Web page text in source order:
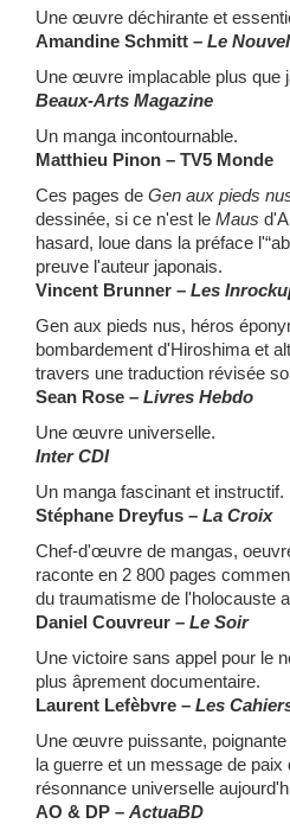
Une œuvre déchirante et
Amandine Schmitt – Le
Une œuvre implacable plus que
Beaux-Arts Magazine
Un manga incontournable.
Matthieu Pinon – TV5 Monde
Ces pages de Gen aux pieds
dessinée, si ce n'est le Maus
hasard, loue dans la préface
preuve l'auteur japonais.
Vincent Brunner – Les
Gen aux pieds nus, héros
bombardement d'Hiroshima et
travers une traduction révisée
Sean Rose – Livres Hebdo
Une œuvre universelle.
Inter CDI
Un manga fascinant et instructif.
Stéphane Dreyfus – La Croix
Chef-d'œuvre de mangas,
raconte en 2 800 pages
du traumatisme de l'holocauste
Daniel Couvreur – Le Soir
Une victoire sans appel pour le
plus âprement documentaire.
Laurent Lefèbvre – Les
Une œuvre puissante,
la guerre et un message de
résonnance universelle
AO & DP – ActuaBD